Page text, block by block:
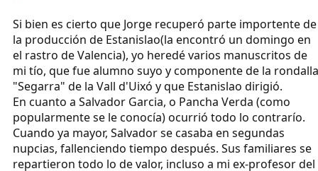
Si bien es cierto que Jorge recuperó parte importente de
la producción de Estanislao(la encontró un domingo en
el rastro de Valencia), yo heredé varios manuscritos de
mi tío, que fue alumno suyo y componente de la rondalla
"Segarra" de la Vall d'Uixó y que Estanislao dirigió.
En cuanto a Salvador Garcia, o Pancha Verda (como
popularmente se le conocía) ocurrió todo lo contrarío.
Cuando ya mayor, Salvador se casaba en segundas
nupcias, fallenciendo tiempo después. Sus familiares se
repartieron todo lo de valor, incluso a mi ex-profesor del